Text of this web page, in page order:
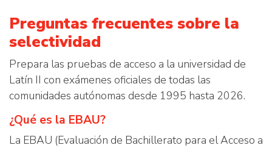
Preguntas frecuentes sobre la
selectividad
Prepara las pruebas de acceso a la universidad de
Latín II con exámenes oficiales de todas las
comunidades autónomas desde 1995 hasta 2026.
¿Qué es la EBAU?
La EBAU (Evaluación de Bachillerato para el Acceso a